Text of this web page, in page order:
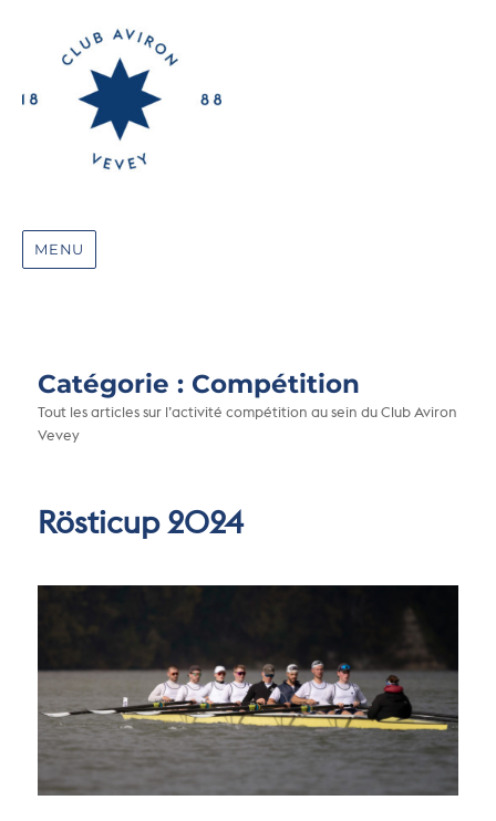
MENU
Catégorie : Compétition
Tout les articles sur l’activité compétition au sein du Club Aviron
Vevey
Rösticup 2024